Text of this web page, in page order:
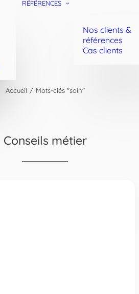
RÉFÉRENCES
Nos clients &
références
Cas clients
Accueil Mots-clés "soin"
Conseils métier